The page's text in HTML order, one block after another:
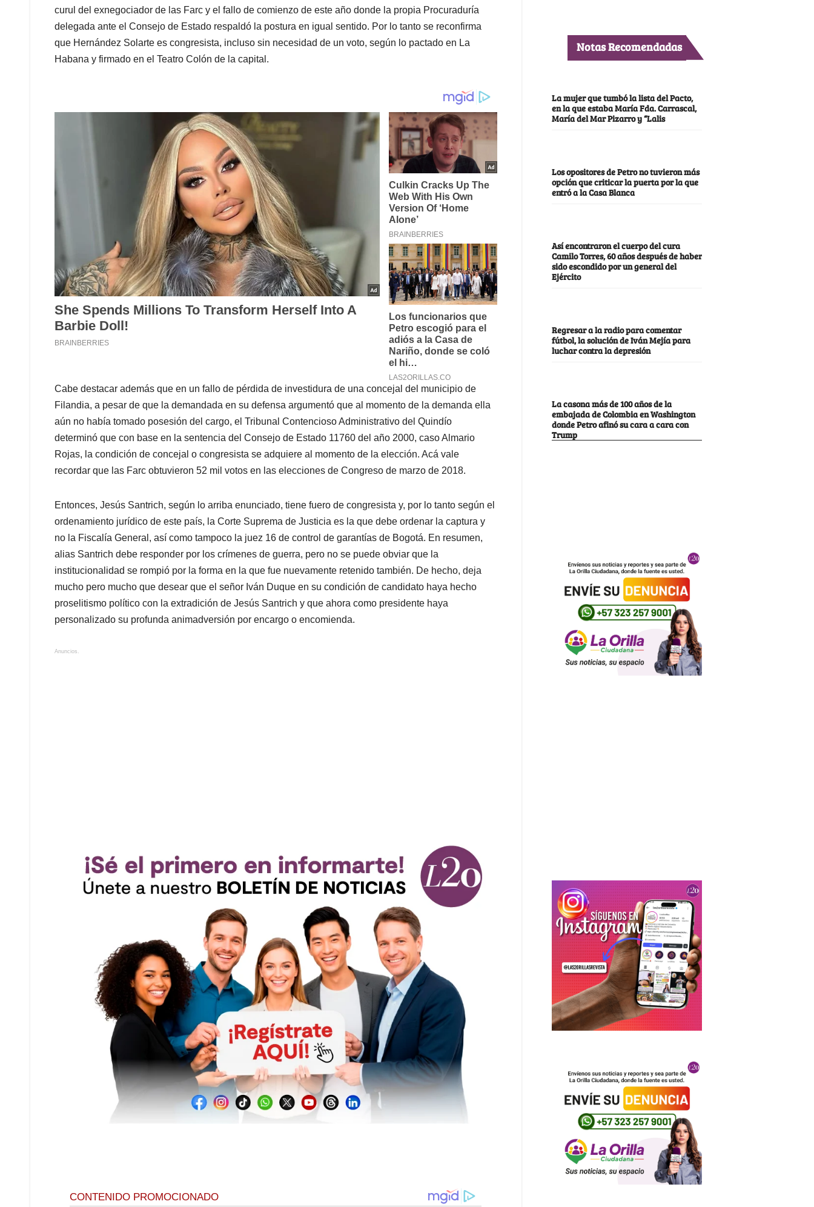
curul del exnegociador de las Farc y el fallo de comienzo de este año donde la propia Procuraduría
delegada ante el Consejo de Estado respaldó la postura en igual sentido. Por lo tanto se reconfirma
que Hernández Solarte es congresista, incluso sin necesidad de un voto, según lo pactado en La
Habana y firmado en el Teatro Colón de la capital.
Cabe destacar además que en un fallo de pérdida de investidura de una concejal del municipio de
Filandia, a pesar de que la demandada en su defensa argumentó que al momento de la demanda ella
aún no había tomado posesión del cargo, el Tribunal Contencioso Administrativo del Quindío
determinó que con base en la sentencia del Consejo de Estado 11760 del año 2000, caso Almario
Rojas, la condición de concejal o congresista se adquiere al momento de la elección. Acá vale
recordar que las Farc obtuvieron 52 mil votos en las elecciones de Congreso de marzo de 2018.
Entonces, Jesús Santrich, según lo arriba enunciado, tiene fuero de congresista y, por lo tanto según el
ordenamiento jurídico de este país, la Corte Suprema de Justicia es la que debe ordenar la captura y
no la Fiscalía General, así como tampoco la juez 16 de control de garantías de Bogotá. En resumen,
alias Santrich debe responder por los crímenes de guerra, pero no se puede obviar que la
institucionalidad se rompió por la forma en la que fue nuevamente retenido también. De hecho, deja
mucho pero mucho que desear que el señor Iván Duque en su condición de candidato haya hecho
proselitismo político con la extradición de Jesús Santrich y que ahora como presidente haya
personalizado su profunda animadversión por encargo o encomienda.
Anuncios.
Notas Recomendadas
La mujer que tumbó la lista del Pacto,
en la que estaba María Fda. Carrascal,
María del Mar Pizarro y “Lalis
Los opositores de Petro no tuvieron más
opción que criticar la puerta por la que
entró a la Casa Blanca
Así encontraron el cuerpo del cura
Camilo Torres, 60 años después de haber
sido escondido por un general del
Ejército
Regresar a la radio para comentar
fútbol, la solución de Iván Mejía para
luchar contra la depresión
La casona más de 100 años de la
embajada de Colombia en Washington
donde Petro afinó su cara a cara con
Trump